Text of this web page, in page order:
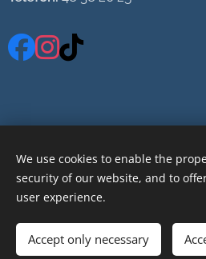
We use cookies to enable the
security of our website, and to
user experience.
Accept only necessary